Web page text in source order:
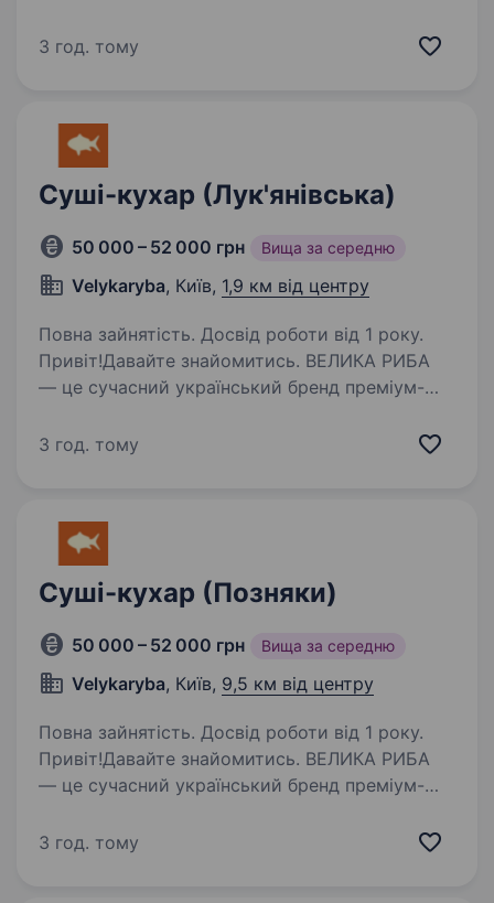
високі стандарти сервісу та любов до своєї
3 год. тому
Суші-кухар (Лук'янівська)
50 000 – 52 000 грн Вища за середню
Velykaryba, Київ, 1,9 км від центру
Повна зайнятість. Досвід роботи від 1 року.
Привіт!Давайте знайомитись. ВЕЛИКА РИБА
— це сучасний український бренд преміум-
високі стандарти сервісу та любов до своєї
3 год. тому
Суші-кухар (Позняки)
50 000 – 52 000 грн Вища за середню
Velykaryba, Київ, 9,5 км від центру
Повна зайнятість. Досвід роботи від 1 року.
Привіт!Давайте знайомитись. ВЕЛИКА РИБА
— це сучасний український бренд преміум-
високі стандарти сервісу та любов до своєї
3 год. тому